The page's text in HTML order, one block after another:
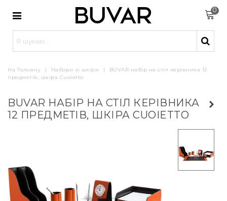
0
На Головну | Набори зі шкіри |
BUVAR набір на стіл керівника 12
предметів, шкіра Cuoietto
BUVAR НАБІР НА СТІЛ КЕРІВНИКА
12 ПРЕДМЕТІВ, ШКІРА CUOIETTO